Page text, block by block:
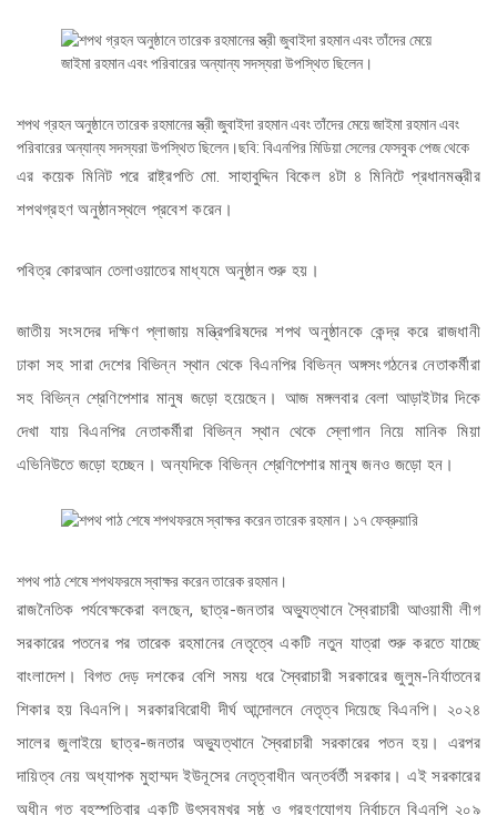
শপথ গ্রহন অনুষ্ঠানে তারেক রহমানের স্ত্রী জুবাইদা রহমান এবং তাঁদের মেয়ে জাইমা রহমান এবং
পরিবারের অন্যান্য সদস্যরা উপস্থিত ছিলেন।ছবি: বিএনপির মিডিয়া সেলের ফেসবুক পেজ থেকে
এর কয়েক মিনিট পরে রাষ্ট্রপতি মো. সাহাবুদ্দিন বিকেল ৪টা ৪ মিনিটে প্রধানমন্ত্রীর
শপথগ্রহণ অনুষ্ঠানস্থলে প্রবেশ করেন।
পবিত্র কোরআন তেলাওয়াতের মাধ্যমে অনুষ্ঠান শুরু হয়।
জাতীয় সংসদের দক্ষিণ প্লাজায় মন্ত্রিপরিষদের শপথ অনুষ্ঠানকে কেন্দ্র করে রাজধানী
ঢাকা সহ সারা দেশের বিভিন্ন স্থান থেকে বিএনপির বিভিন্ন অঙ্গসংগঠনের নেতাকর্মীরা
সহ বিভিন্ন শ্রেণিপেশার মানুষ জড়ো হয়েছেন। আজ মঙ্গলবার বেলা আড়াইটার দিকে
দেখা যায় বিএনপির নেতাকর্মীরা বিভিন্ন স্থান থেকে স্লোগান নিয়ে মানিক মিয়া
এভিনিউতে জড়ো হচ্ছেন। অন্যদিকে বিভিন্ন শ্রেণিপেশার মানুষ জনও জড়ো হন।
শপথ পাঠ শেষে শপথফরমে স্বাক্ষর করেন তারেক রহমান।
রাজনৈতিক পর্যবেক্ষকেরা বলছেন, ছাত্র-জনতার অভ্যুত্থানে স্বৈরাচারী আওয়ামী লীগ
সরকারের পতনের পর তারেক রহমানের নেতৃত্বে একটি নতুন যাত্রা শুরু করতে যাচ্ছে
বাংলাদেশ। বিগত দেড় দশকের বেশি সময় ধরে স্বৈরাচারী সরকারের জুলুম-নির্যাতনের
শিকার হয় বিএনপি। সরকারবিরোধী দীর্ঘ আন্দোলনে নেতৃত্ব দিয়েছে বিএনপি। ২০২৪
সালের জুলাইয়ে ছাত্র-জনতার অভ্যুত্থানে স্বৈরাচারী সরকারের পতন হয়। এরপর
দায়িত্ব নেয় অধ্যাপক মুহাম্মদ ইউনূসের নেতৃত্বাধীন অন্তর্বর্তী সরকার। এই সরকারের
অধীন গত বৃহস্পতিবার একটি উৎসবমুখর সুষ্ঠু ও গ্রহণযোগ্য নির্বাচনে বিএনপি ২০৯